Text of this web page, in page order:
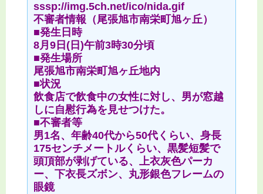
sssp://img.5ch.net/ico/nida.gif
不審者情報（尾張旭市南栄町旭ヶ丘）
■発生日時
8月9日(日)午前3時30分頃
■発生場所
尾張旭市南栄町旭ヶ丘地内
■状況
飲食店で飲食中の女性に対し、男が窓越
しに自慰行為を見せつけた。
■不審者等
男1名、年齢40代から50代くらい、身長
175センチメートルくらい、黒髪短髪で
頭頂部が剥げている、上衣灰色パーカ
ー、下衣長ズボン、丸形銀色フレームの
眼鏡